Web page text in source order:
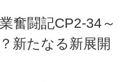
奮闘記CP2‐34～
新たなる新展開